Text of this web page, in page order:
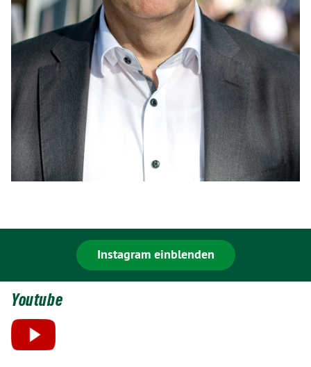
Instagram einblenden
Youtube